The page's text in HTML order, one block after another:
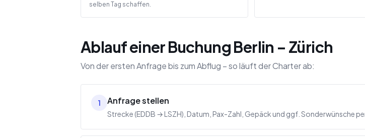
selben Tag schaffen.
Ablauf einer Buchung Berlin – Zürich
Von der ersten Anfrage bis zum Abflug – so läuft der Charter ab:
1 Anfrage stellen
Strecke (EDDB → LSZH), Datum, Pax-Zahl, Gepäck und ggf. Sonderwünsche